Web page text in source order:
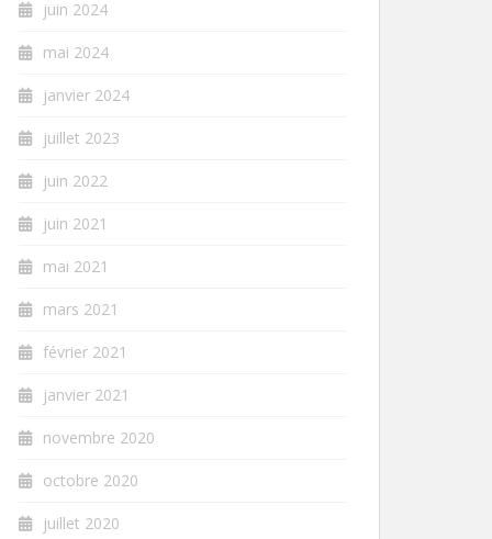
juin 2024
mai 2024
janvier 2024
juillet 2023
juin 2022
juin 2021
mai 2021
mars 2021
février 2021
janvier 2021
novembre 2020
octobre 2020
juillet 2020